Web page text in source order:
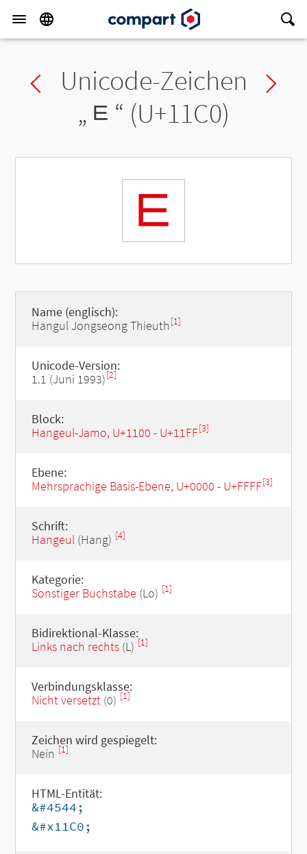
Previous char
Unicode-Zeichen
„ ᇀ “ (U+11C0)
ᇀ
Name (englisch):
Hangul Jongseong Thieuth [1]
Unicode-Version:
1.1 (Juni 1993)[2]
Block:
Hangeul-Jamo, U+1100 - U+11FF[3]
Ebene:
Mehrsprachige Basis-Ebene, U+0000 - U+FFFF[3]
Schrift:
Hangeul(Hang) [4]
Kategorie:
Sonstiger Buchstabe (Lo) [1]
Bidirektional-Klasse:
Links nach rechts(L) [1]
Verbindungsklasse:
Nicht versetzt(0) [1]
Zeichen wird gespiegelt:
Nein [1]
HTML-Entität:
&#4544;
&#x11C0;